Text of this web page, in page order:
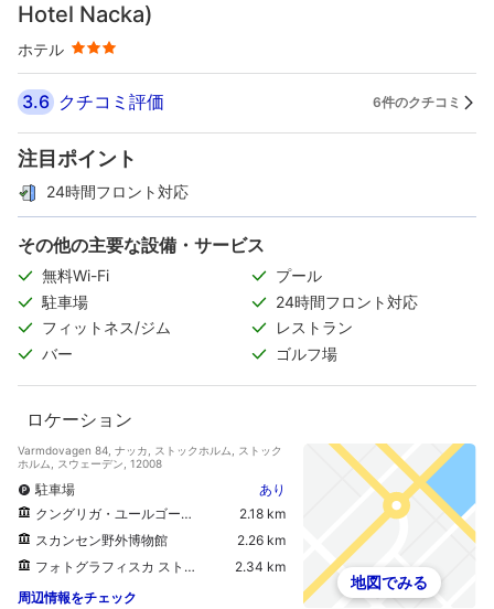
Hotel Nacka)
ホテル
3.6 クチコミ評価 6件のクチコミ
注目ポイント
24時間フロント対応
その他の主要な設備・サービス
無料Wi-Fi
プール
駐車場
24時間フロント対応
フィットネス/ジム
レストラン
バー
ゴルフ場
ロケーション
Varmdovagen 84, ナッカ, ストックホルム, ストック
ホルム, スウェーデン, 12008
駐車場
あり
クングリガ・ユールゴーデン
2.18 km
スカンセン野外博物館
2.26 km
フォトグラフィスカ ストックホルム
2.34 km
周辺情報をチェック
地図でみる